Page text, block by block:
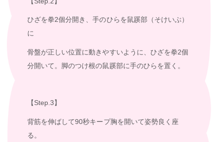
ひざを拳2個分開き、手のひらを鼠蹊部（そけいぶ）
に
骨盤が正しい位置に動きやすいように、ひざを拳2個
分開いて。脚のつけ根の鼠蹊部に手のひらを置く。
【Step.3】
背筋を伸ばして90秒キープ胸を開いて姿勢良く座
る。